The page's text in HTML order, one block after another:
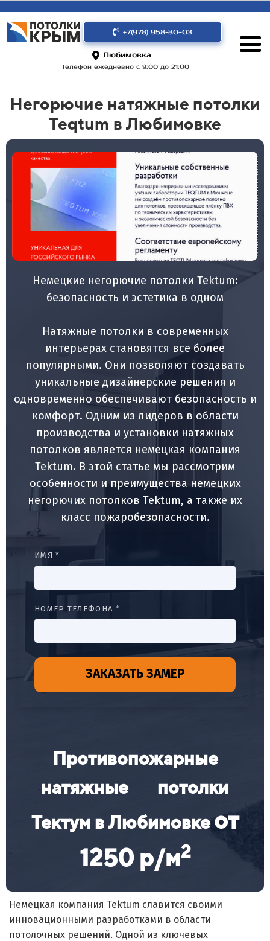
+7(978) 958-30-03
Любимовка
Телефон ежедневно с 9:00 до 21:00
Негорючие натяжные потолки
Teqtum в Любимовке
Немецкие негорючие потолки Tektum:
безопасность и эстетика в одном
Натяжные потолки в современных
интерьерах становятся все более
популярными. Они позволяют создавать
уникальные дизайнерские решения и
одновременно обеспечивают безопасность и
комфорт. Одним из лидеров в области
производства и установки натяжных
потолков является немецкая компания
Tektum. В этой статье мы рассмотрим
особенности и преимущества немецких
негорючих потолков Tektum, а также их
класс пожаробезопасности.
ИМЯ *
НОМЕР ТЕЛЕФОНА *
ЗАКАЗАТЬ ЗАМЕР
Противопожарные
натяжные потолки
Тектум в Любимовкеот
1250 р/м2
Немецкая компания Tektum славится своими
инновационными разработками в области
потолочных решений. Одной из ключевых